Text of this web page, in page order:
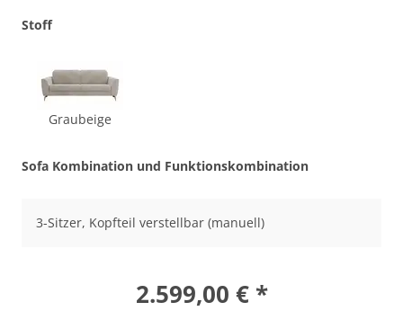
Stoff
Graubeige
Sofa Kombination und Funktionskombination
3-Sitzer, Kopfteil verstellbar (manuell)
2.599,00 € *